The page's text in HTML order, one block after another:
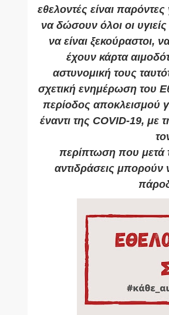
εθελοντές είναι
να δώσουν όλοι οι
να είναι ξεκούραστοι,
έχουν κάρτα
αστυνομική τους
σχετική ενημέρωση του
περίοδος αποκλεισμού
έναντι της COVID-19, με
περίπτωση που μετά
αντιδράσεις